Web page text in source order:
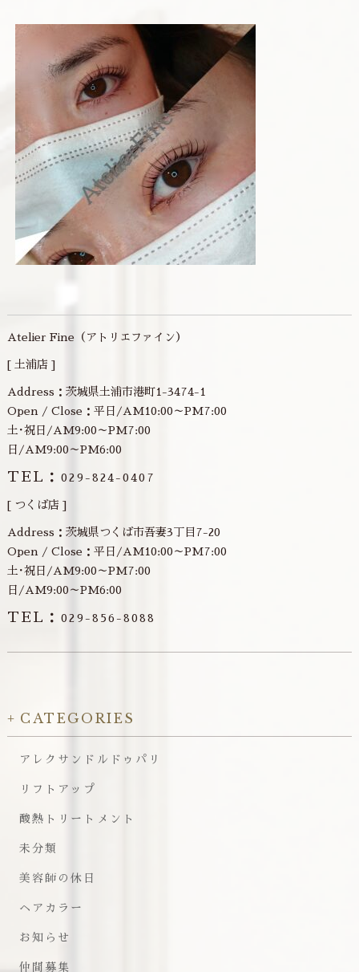
Atelier Fine（アトリエファイン）
[ 土浦店 ]
Address：茨城県土浦市港町1-3474-1
Open / Close：平日/AM10:00～PM7:00
土･祝日/AM9:00～PM7:00
日/AM9:00～PM6:00
TEL：029-824-0407
[ つくば店 ]
Address：茨城県つくば市吾妻3丁目7-20
Open / Close：平日/AM10:00～PM7:00
土･祝日/AM9:00～PM7:00
日/AM9:00～PM6:00
TEL：029-856-8088
CATEGORIES
アレクサンドルドゥパリ
リフトアップ
酸熱トリートメント
未分類
美容師の休日
ヘアカラー
お知らせ
仲間募集